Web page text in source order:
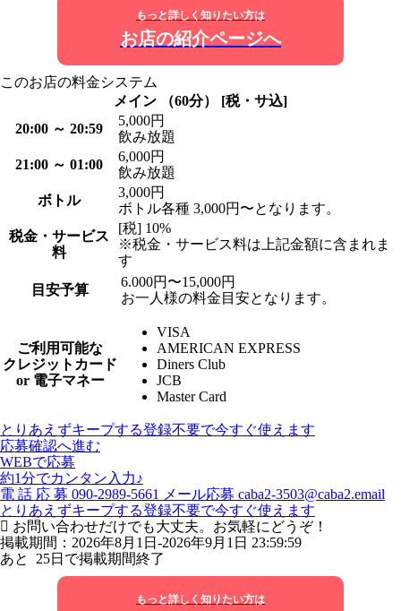
もっと詳しく知りたい方は
お店の紹介ページへ
このお店の料金システム
メイン （60分） [税・サ込]
20:00 ～ 20:59
5,000円
飲み放題
21:00 ～ 01:00
6,000円
飲み放題
ボトル
3,000円
ボトル各種 3,000円〜となります。
税金・サービス
料
[税] 10%
※税金・サービス料は上記金額に含まれま
す
目安予算
6.000円〜15,000円
お一人様の料金目安となります。
ご利用可能な
クレジットカード
or 電子マネー
VISA
AMERICAN EXPRESS
Diners Club
JCB
Master Card
とりあえずキープする登録不要で今すぐ使えます
応募確認へ進む
WEBで応募
約1分でカンタン入力♪
電 話 応 募 090-2989-5661 メール応募 caba2-3503@caba2.email
とりあえずキープする登録不要で今すぐ使えます
お問い合わせだけでも大丈夫。お気軽にどうぞ！
掲載期間：2026年8月1日-2026年9月1日 23:59:59
あと 25日で掲載期間終了
もっと詳しく知りたい方は